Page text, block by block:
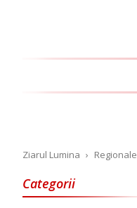
Ziarul Lumina › Regionale
Categorii